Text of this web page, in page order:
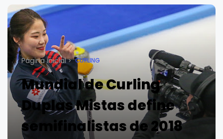
Página inicial CURLING
Mundial de Curling
Duplas Mistas define
semifinalistas de 2018